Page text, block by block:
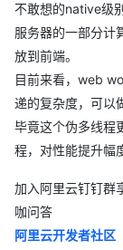
不敢想的native级
服务器的一部分计
放到前端。
目前来看，web
递的复杂度，可以
毕竟这个伪多线程
程，对性能提升幅
加入阿里云钉钉群
咖问答
阿里云开发者社区